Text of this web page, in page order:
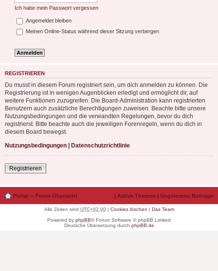
Ich habe mein Passwort vergessen
Angemeldet bleiben
Meinen Online-Status während dieser Sitzung verbergen
REGISTRIEREN
Du musst in diesem Forum registriert sein, um dich anmelden zu können. Die
Registrierung ist in wenigen Augenblicken erledigt und ermöglicht dir, auf
weitere Funktionen zuzugreifen. Die Board-Administration kann registrierten
Benutzern auch zusätzliche Berechtigungen zuweisen. Beachte bitte unsere
Nutzungsbedingungen und die verwandten Regelungen, bevor du dich
registrierst. Bitte beachte auch die jeweiligen Forenregeln, wenn du dich in
diesem Board bewegst.
Nutzungsbedingungen | Datenschutzrichtlinie
Registrieren
Portal Foren-Übersicht | Aktive Themen | Ungelesene Beiträge
Alle Zeiten sind UTC+02:00| Cookies löschen | Das Team
Powered by phpBB® Forum Software © phpBB Limited
Deutsche Übersetzung durch phpBB.de